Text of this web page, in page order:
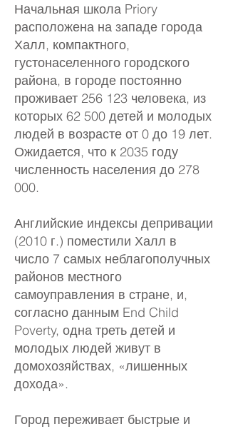
Начальная школа Priory
расположена на западе города
Халл, компактного,
густонаселенного городского
района, в городе постоянно
проживает 256 123 человека, из
которых 62 500 детей и молодых
людей в возрасте от 0 до 19 лет.
Ожидается, что к 2035 году
численность населения до 278
000.
Английские индексы депривации
(2010 г.) поместили Халл в
число 7 самых неблагополучных
районов местного
самоуправления в стране, и,
согласно данным End Child
Poverty, одна треть детей и
молодых людей живут в
домохозяйствах, «лишенных
дохода».
Город переживает быстрые и